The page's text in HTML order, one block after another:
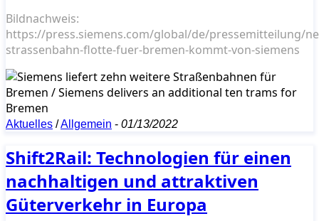
Bildnachweis:
https://press.siemens.com/global/de/pressemitteilung/
strassenbahn-flotte-fuer-bremen-kommt-von-siemens
Aktuelles /Allgemein - 01/13/2022
Shift2Rail: Technologien für einen
nachhaltigen und attraktiven
Güterverkehr in Europa